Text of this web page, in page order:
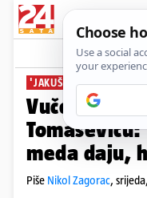
'JAKUŠEVEC JE UGROZA'
Vučemilović
meda daju,
Piše Nikol Zagorac,